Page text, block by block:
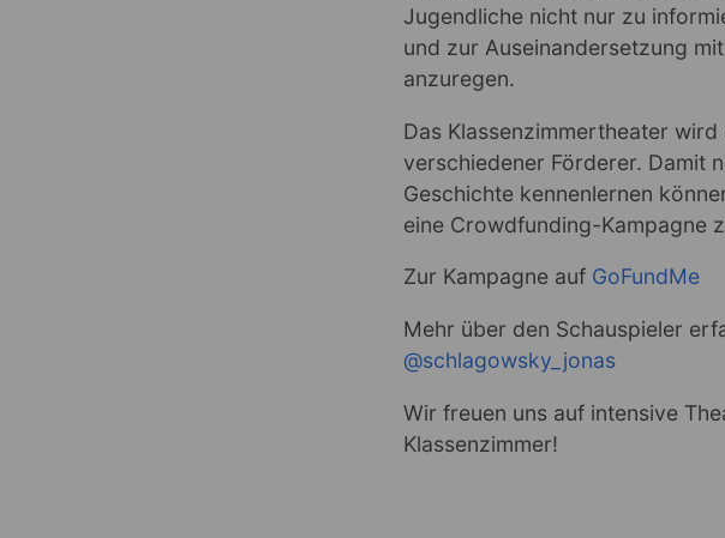
Jugendliche nicht nur zu
und zur Auseinandersetzung
anzuregen.
Das Klassenzimmertheater
verschiedener Förderer. Damit
Geschichte kennenlernen
eine Crowdfunding-Kampagne
Zur Kampagne auf GoFundMe
Mehr über den Schauspieler
@schlagowsky_jonas
Wir freuen uns auf intensive
Klassenzimmer!